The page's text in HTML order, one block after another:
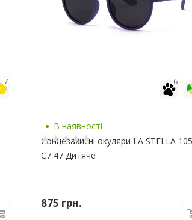
7 6
В наявності
Сонцезахисні окуляри LA STELLA 105
C7 47 Дитяче
875 грн.